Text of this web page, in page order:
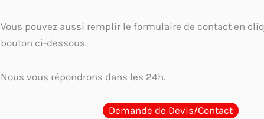
Vous pouvez aussi remplir le formulaire de contact en
bouton ci-dessous.
Nous vous répondrons dans les 24h.
Demande de Devis/Contact